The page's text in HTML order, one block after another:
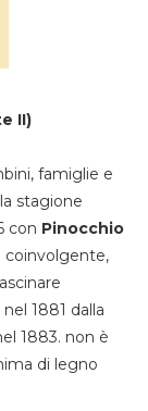
II)
famiglie e
stagione
con Pinocchio
coinvolgente,
1881 dalla
1883. non è
di legno